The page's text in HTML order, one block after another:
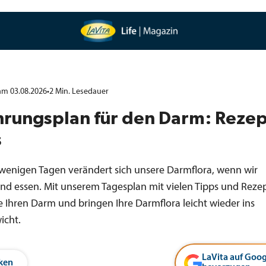
03.08.2026•2 Min. Lesedauer
für den Darm:
Tagen verändert sich unsere Darmflora, wenn wir
essen. Mit unserem Tagesplan mit vielen Tipps und
Ihren Darm und bringen Ihre Darmflora leicht wieder ins
LaVita auf